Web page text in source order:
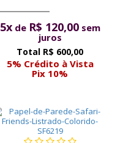
5xde R$ 120,00sem
juros
R$ 600,00
5% Crédito à Vista
Pix 10%